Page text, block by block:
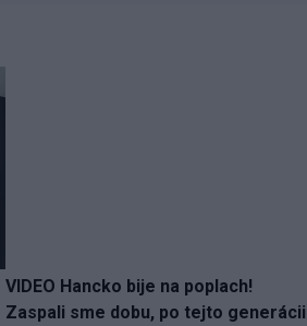
VIDEO Hancko bije na poplach!
Zaspali sme dobu, po tejto generácii